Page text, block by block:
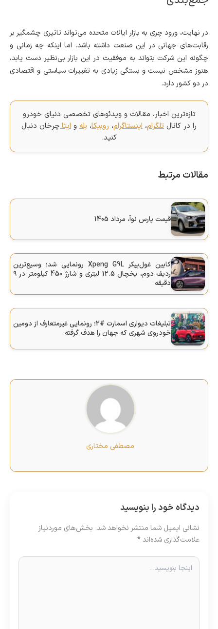
در نهایت، ورود چری به بازار ایالات متحده می‌تواند تاثیری چشمگیر بر
رقابت‌های جهانی در این صنعت داشته باشد. اما اینکه چه زمانی و
چگونه این شرکت بتواند به موفقیت در این بازار بی‌نظیر دست یابد،
هنوز مشخص نیست و بستگی زیادی به تغییرات سیاستی و اقتصادی
در دو کشور دارد.
تازه‌ترین اخبار، مقالات و ویدئوهای تخصصی دنیای خودرو
را در کانال تلگرام، اینستاگرام، روبیکا، بله و ایتاچرخان دنبال
کنید.
مقالات مرتبط
قیمت پارس نوآ، مرداد 1405
کابین غول‌پیکر Xpeng G9L رونمایی شد؛ وسیع‌ترین
ردیف دوم، یخچال 12.5 لیتری و شارژ 450 کیلومتر در ۹
دقیقه
تبلیغات دیواری اسمارت #2؛ رونمایی غیرمتعارف از دومین
خودروی شهری که جهان را هدف گرفته
مصطفی مختاری
دیدگاه‌ خود را بنویسید
نشانی ایمیل شما منتشر نخواهد شد. بخش‌های موردنیاز
علامت‌گذاری شده‌اند*
اینجا
بنویسید…